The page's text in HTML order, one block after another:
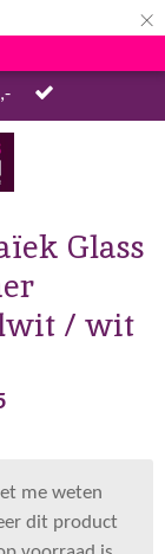
×
Glass
/ wit
me weten
dit product